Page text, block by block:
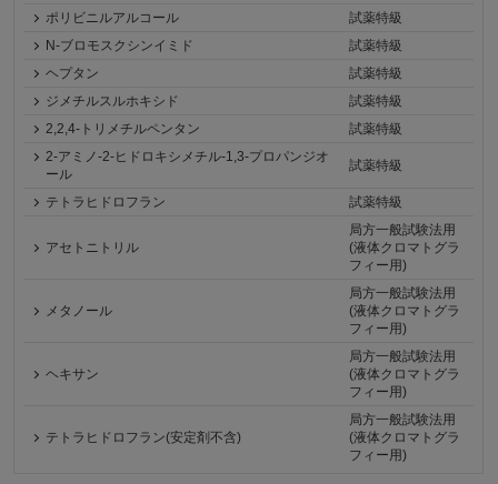
ポリビニルアルコール
試薬特級
N-ブロモスクシンイミド
試薬特級
ヘプタン
試薬特級
ジメチルスルホキシド
試薬特級
2,2,4-トリメチルペンタン
試薬特級
2-アミノ-2-ヒドロキシメチル-1,3-プロパンジオ
ール
試薬特級
テトラヒドロフラン 試薬特級
アセトニトリル
局方一般試験法用
(液体クロマトグラ
フィー用)
メタノール
局方一般試験法用
(液体クロマトグラ
フィー用)
ヘキサン
局方一般試験法用
(液体クロマトグラ
フィー用)
テトラヒドロフラン(安定剤不含)
局方一般試験法用
(液体クロマトグラ
フィー用)